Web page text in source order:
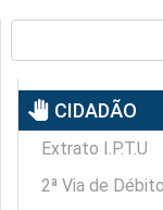
pan_tool CIDADÃO
Extrato I.P.T.U
2ª Via de